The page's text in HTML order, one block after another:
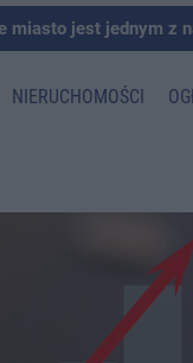
miasto jest jednym z
NIERUCHOMOŚCI